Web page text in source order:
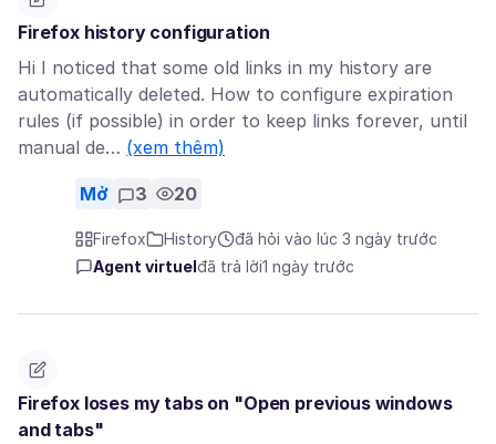
Firefox history configuration
Hi I noticed that some old links in my history are
automatically deleted. How to configure expiration
rules (if possible) in order to keep links forever, until
manual de… (xem thêm)
Mở 3 20
Firefox History
đã hỏi vào lúc 3 ngày trước
Agent virtuel đã trả lời1 ngày trước
Firefox loses my tabs on "Open previous windows
and tabs"